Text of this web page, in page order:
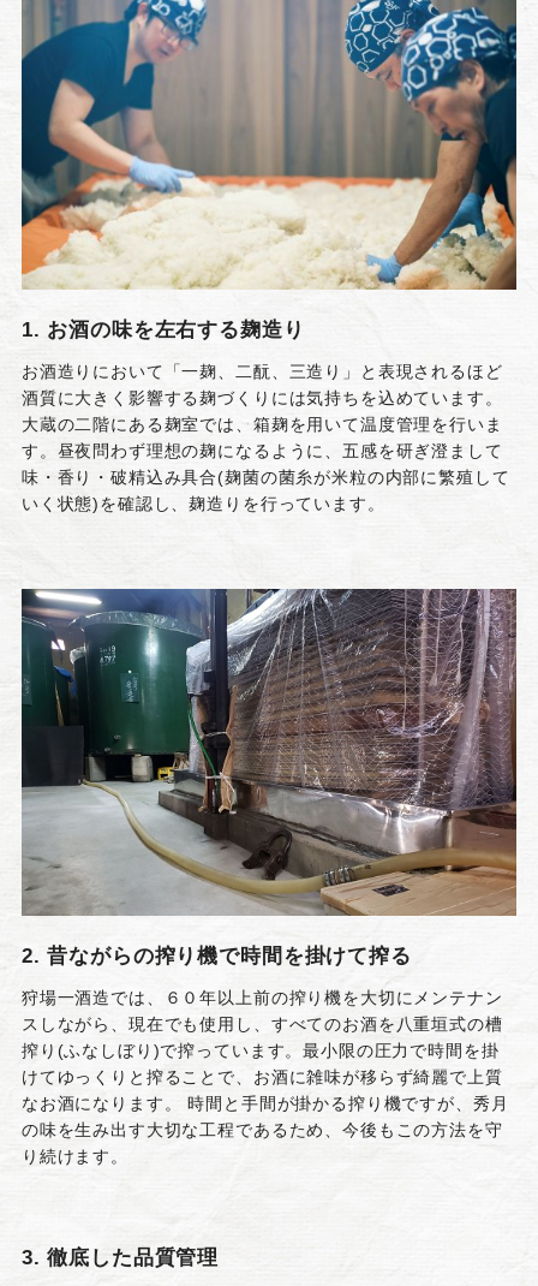
1. お酒の味を左右する麹造り
お酒造りにおいて「一麹、二酛、三造り」と表現されるほど
酒質に大きく影響する麹づくりには気持ちを込めています。
大蔵の二階にある麹室では、箱麹を用いて温度管理を行いま
す。昼夜問わず理想の麹になるように、五感を研ぎ澄まして
味・香り・破精込み具合(麹菌の菌糸が米粒の内部に繁殖して
いく状態)を確認し、麹造りを行っています。
2. 昔ながらの搾り機で時間を掛けて搾る
狩場一酒造では、６０年以上前の搾り機を大切にメンテナン
スしながら、現在でも使用し、すべてのお酒を八重垣式の槽
搾り(ふなしぼり)で搾っています。最小限の圧力で時間を掛
けてゆっくりと搾ることで、お酒に雑味が移らず綺麗で上質
なお酒になります。 時間と手間が掛かる搾り機ですが、秀月
の味を生み出す大切な工程であるため、今後もこの方法を守
り続けます。
3. 徹底した品質管理